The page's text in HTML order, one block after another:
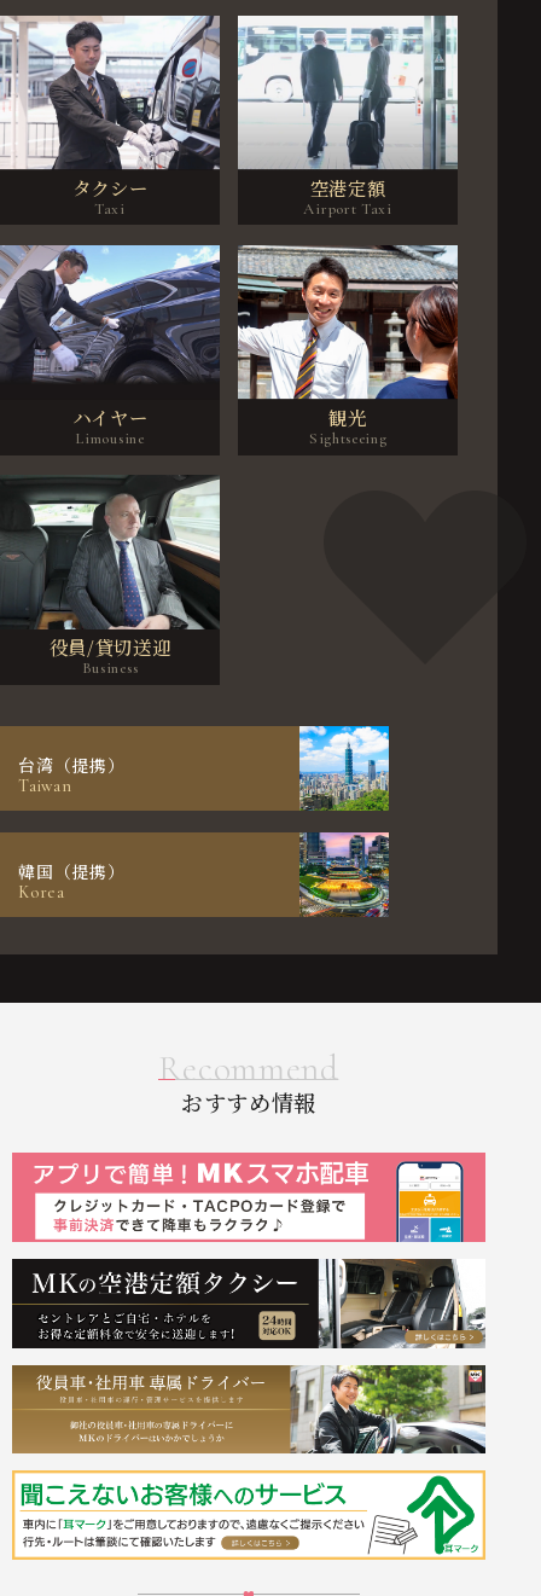
タクシー 空港定額
ハイヤー 観光
役員/貸切送迎
台湾（提携）
Taiwan
韓国（提携）
Korea
Recommend
おすすめ情報